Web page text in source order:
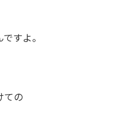
すよ。
ての